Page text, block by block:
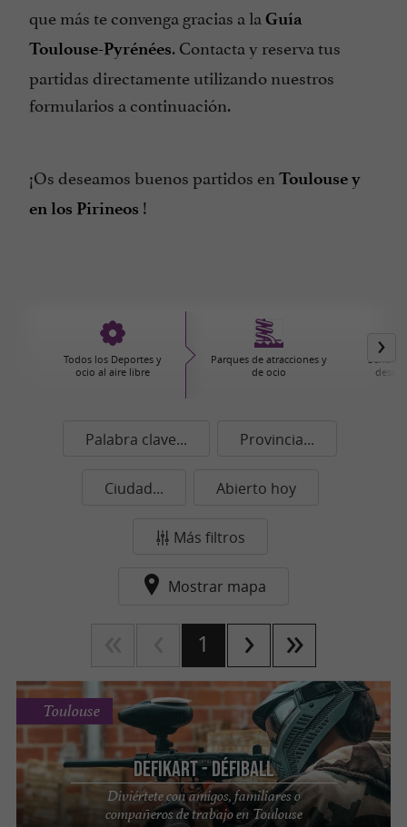
que más te convenga gracias a la Guía
Toulouse-Pyrénées. Contacta y reserva tus
partidas directamente utilizando nuestros
formularios a continuación.
¡Os deseamos buenos partidos en Toulouse y
enlos Pirineos !
Todos los Deportes y
ocio al aire libre
Parques de atracciones y
de ocio
Palabra clave... Provincia...
Ciudad... Abierto hoy
Más filtros
Mostrar mapa
1
DefiKart - Défiball
Diviértete con amigos, familiares o
compañeros de trabajo en Toulouse
Toulouse